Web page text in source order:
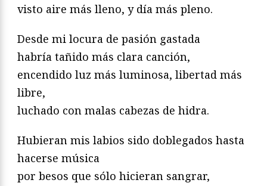
visto aire más lleno, y día más pleno.
Desde mi locura de pasión gastada
habría tañido más clara canción,
encendido luz más luminosa, libertad más
libre,
luchado con malas cabezas de hidra.
Hubieran mis labios sido doblegados hasta
hacerse música
por besos que sólo hicieran sangrar,